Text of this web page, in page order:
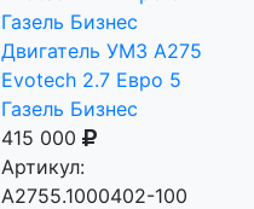
Двигатель УМЗ А275
Evotech 2.7 Евро 5
Газель Бизнес
415 000
Артикул:
А2755.1000402-100